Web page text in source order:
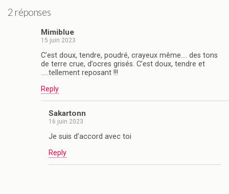
2 réponses
Mimiblue
15 juin 2023
C’est doux, tendre, poudré, crayeux même…. des tons
de terre crue, d’ocres grisés. C’est doux, tendre et
…..tellement reposant !!!
Reply
Sakartonn
16 juin 2023
Je suis d’accord avec toi
Reply